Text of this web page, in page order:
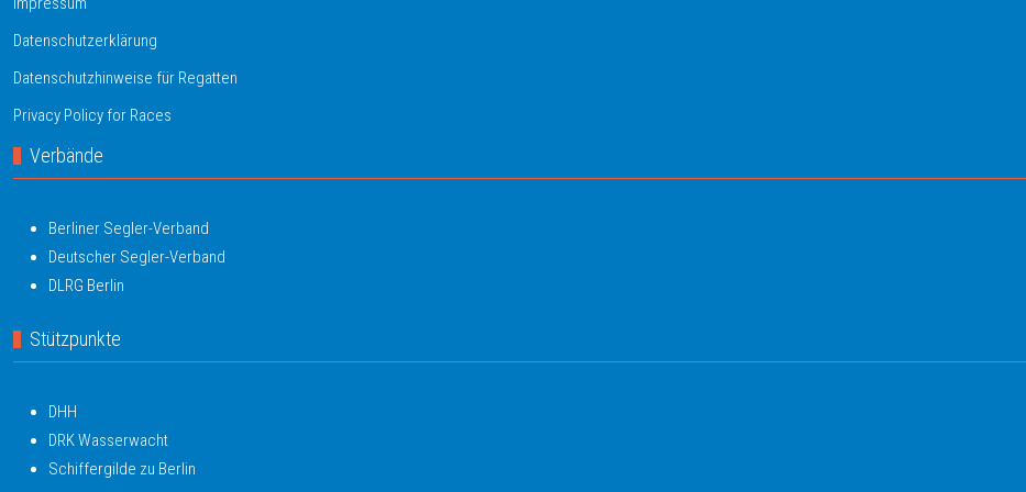
Datenschutzerklärung
Datenschutzhinweise für Regatten
Privacy Policy for Races
Verbände
Berliner Segler-Verband
Deutscher Segler-Verband
DLRG Berlin
Stützpunkte
DHH
DRK Wasserwacht
Schiffergilde zu Berlin